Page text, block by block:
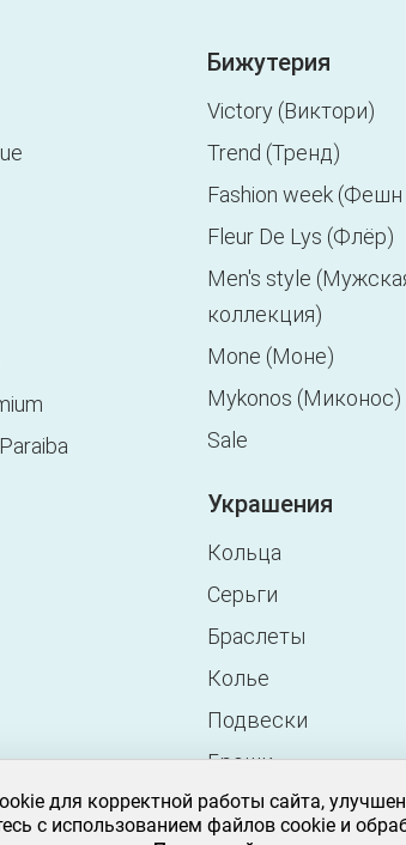
Бижутерия
Victory (Виктори)
Trend (Тренд)
Fashion week
Fleur De Lys (Флёр)
Men's style
коллекция)
Mone (Моне)
Mykonos (Миконос)
Sale
Украшения
Кольца
Серьги
Браслеты
Колье
Подвески
Броши
Запонки
для корректной работы сайта,
с использованием файлов cookie и